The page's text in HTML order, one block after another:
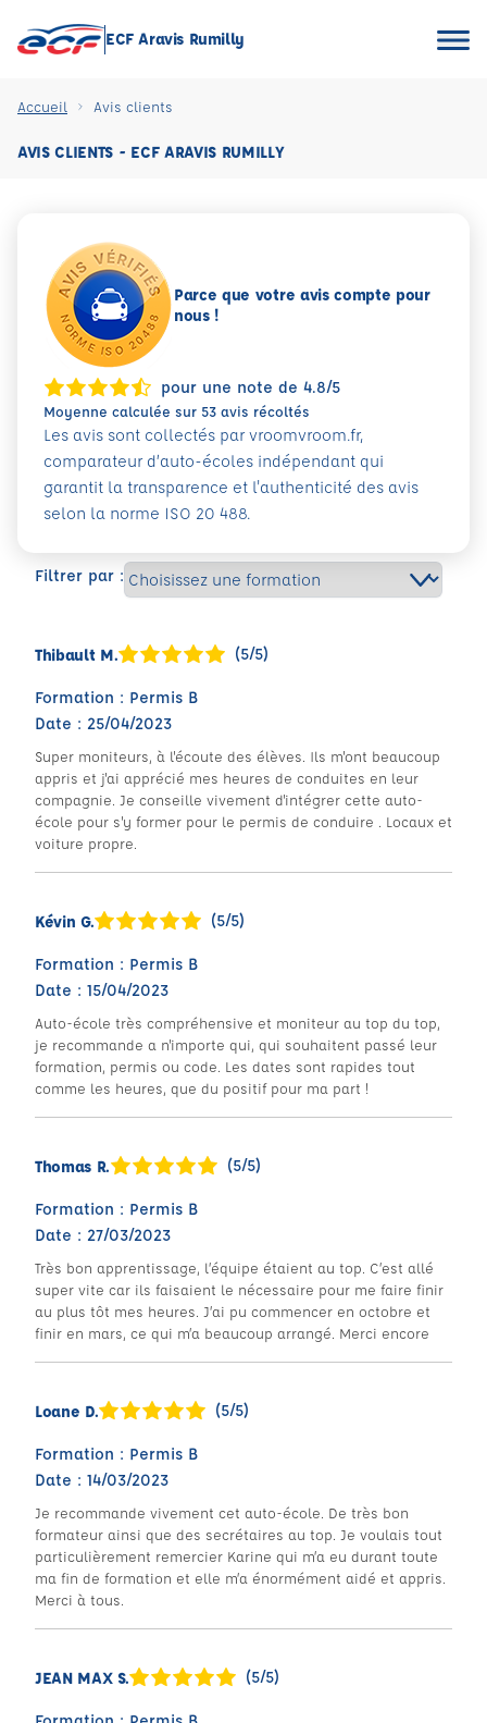
ECF Aravis Rumilly
Accueil Avis clients
AVIS CLIENTS - ECF ARAVIS RUMILLY
Filtrer par :
Thibault M. (5/5)
Formation : Permis B
Date : 25/04/2023
Super moniteurs, à l'écoute des élèves. Ils m'ont beaucoup
appris et j'ai apprécié mes heures de conduites en leur
compagnie. Je conseille vivement d'intégrer cette auto-
école pour s'y former pour le permis de conduire . Locaux et
voiture propre.
Kévin G. (5/5)
Formation : Permis B
Date : 15/04/2023
Auto-école très compréhensive et moniteur au top du top,
je recommande a n'importe qui, qui souhaitent passé leur
formation, permis ou code. Les dates sont rapides tout
comme les heures, que du positif pour ma part !
Thomas R. (5/5)
Formation : Permis B
Date : 27/03/2023
Très bon apprentissage, l’équipe étaient au top. C’est allé
super vite car ils faisaient le nécessaire pour me faire finir
au plus tôt mes heures. J’ai pu commencer en octobre et
finir en mars, ce qui m’a beaucoup arrangé. Merci encore
Loane D. (5/5)
Formation : Permis B
Date : 14/03/2023
Je recommande vivement cet auto-école. De très bon
formateur ainsi que des secrétaires au top. Je voulais tout
particulièrement remercier Karine qui m’a eu durant toute
ma fin de formation et elle m’a énormément aidé et appris.
Merci à tous.
JEAN MAX S. (5/5)
Parce que votre avis compte pour
nous !
pour une note de 4.8/5
Moyenne calculée sur 53 avis récoltés
Les avis sont collectés par vroomvroom.fr,
comparateur d’auto-écoles indépendant qui
garantit la transparence et l'authenticité des avis
selon la norme ISO 20 488.